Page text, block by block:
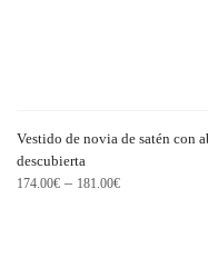
Vestido de novia de satén con
descubierta
174.00€ – 181.00€